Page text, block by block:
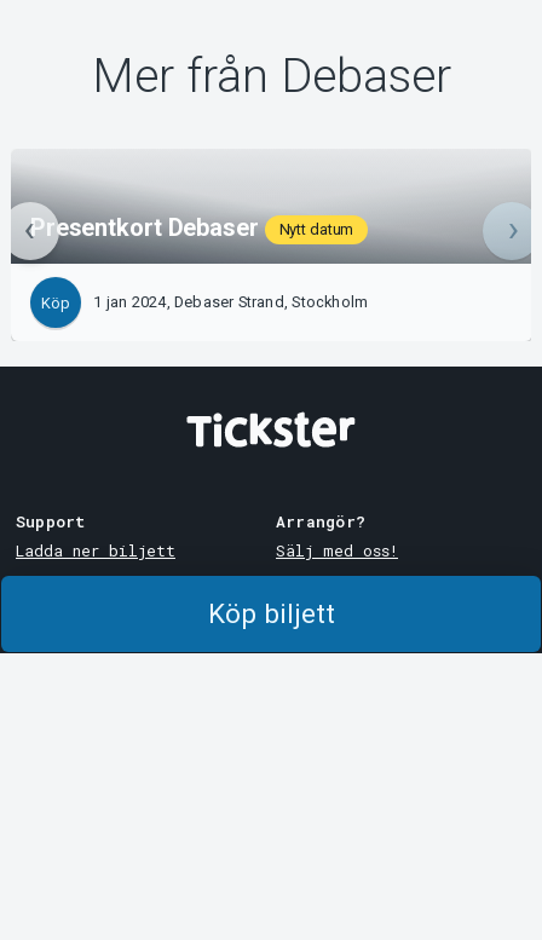
Köp biljett
Mer från Debaser
Presentkort Debaser Nytt datum
Köp 1 jan 2024, Debaser Strand, Stockholm
Support
Ladda ner biljett
Köp- och leveransvillkor
Integritetspolicy
Arrangör?
Sälj med oss!
System Support